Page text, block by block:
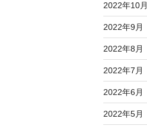
2022年10月
2022年9月
2022年8月
2022年7月
2022年6月
2022年5月